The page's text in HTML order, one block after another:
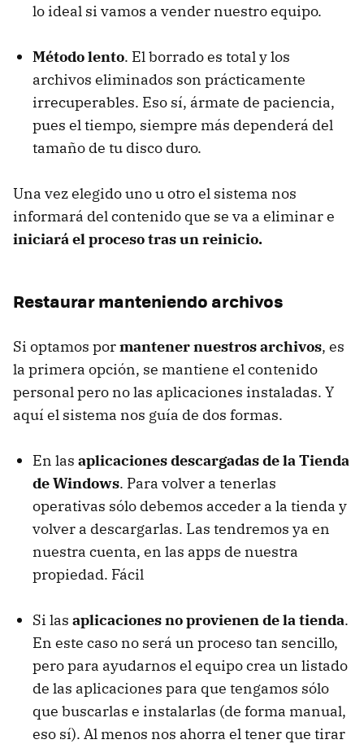
lo ideal si vamos a vender nuestro equipo.
Método lento. El borrado es total y los
archivos eliminados son prácticamente
irrecuperables. Eso sí, ármate de paciencia,
pues el tiempo, siempre más dependerá del
tamaño de tu disco duro.
Una vez elegido uno u otro el sistema nos
informará del contenido que se va a eliminar e
iniciará el proceso tras un reinicio.
Restaurar manteniendo archivos
Si optamos pormantener nuestros archivos, es
la primera opción, se mantiene el contenido
personal pero no las aplicaciones instaladas. Y
aquí el sistema nos guía de dos formas.
En las aplicaciones descargadas de la Tienda
de Windows. Para volver a tenerlas
operativas sólo debemos acceder a la tienda y
volver a descargarlas. Las tendremos ya en
nuestra cuenta, en las apps de nuestra
propiedad. Fácil
Si las aplicaciones no provienen de la tienda.
En este caso no será un proceso tan sencillo,
pero para ayudarnos el equipo crea un listado
de las aplicaciones para que tengamos sólo
que buscarlas e instalarlas (de forma manual,
eso sí). Al menos nos ahorra el tener que tirar